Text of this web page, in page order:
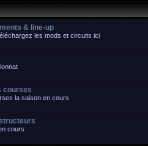
& line-up
les mods et circuits ici
courses
la saison en cours
cours